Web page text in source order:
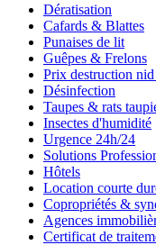
Dératisation
Cafards & Blattes
Punaises de lit
Guêpes & Frelons
Prix destruction nid
Désinfection
Taupes & rats
Insectes d'humidité
Urgence 24h/24
Solutions
Hôtels
Location courte
Copropriétés &
Agences
Certificat de